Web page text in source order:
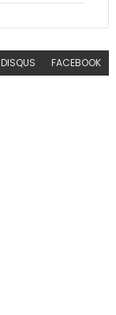
DISQUS FACEBOOK